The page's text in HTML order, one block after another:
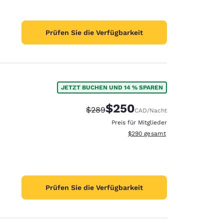
Prüfen Sie die Verfügbarkeit
JETZT BUCHEN UND 14 % SPAREN
Durchgestrichener Preis:
$289Vergünstigter Preis:
$250CAD/Nacht
Preis für Mitglieder
Geschätzte Gesamtdetails
$290 gesamt
Prüfen Sie die Verfügbarkeit